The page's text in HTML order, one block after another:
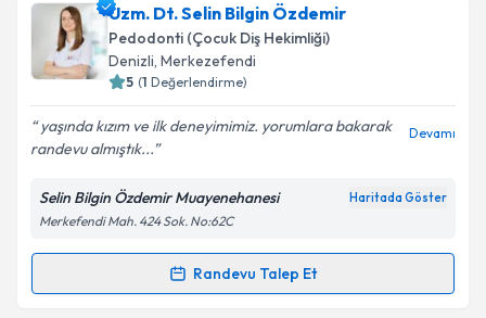
Uzm. Dt. Elif Tekpınar Çiftçiiçin randevu takvimi
talebi oluşturun. Size bu uzmandan randevu almanız
için bir takvim hazırlandığında e-posta ile
bilgilendireceğiz.
E-posta Adresiniz
Kişisel verilerimin işlenmesine ilişkin
Metni'ni okudum ve kişisel verilerimin belirtilen
kapsamda işlenmesini kabul ediyorum.
Uzm. Dt. Selin Bilgin Özdemir
Pedodonti (Çocuk Diş Hekimliği)
Denizli, Merkezefendi
5 (1 Değerlendirme)
yaşında kızım ve ilk deneyimimiz. yorumlara bakarak
randevu almıştık...
Devamı
Selin Bilgin Özdemir Muayenehanesi Haritada Göster
Merkefendi Mah. 424 Sok. No:62C
Randevu Talep Et
Randevu Takvimi Talebi